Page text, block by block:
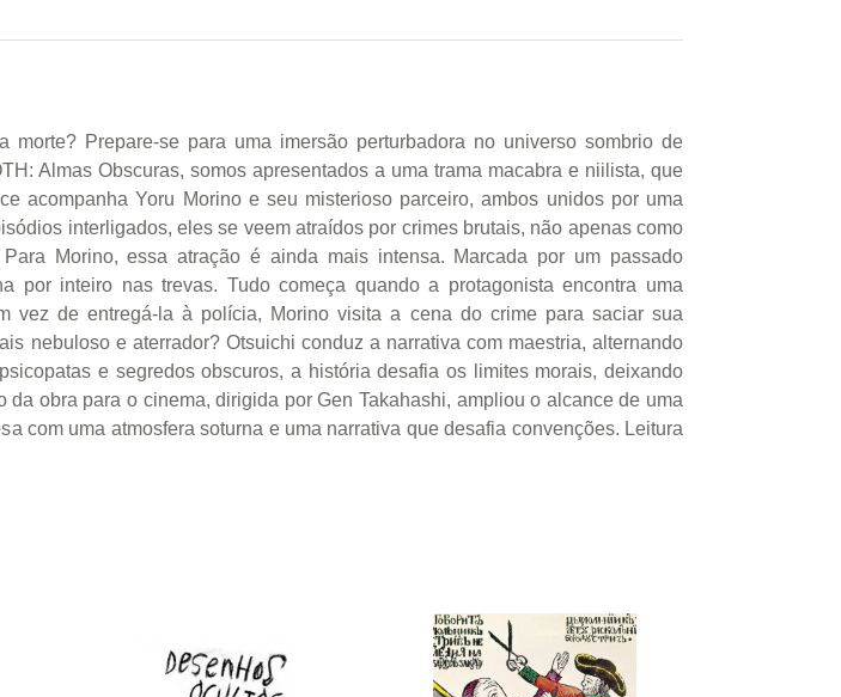
Prepare-se para uma imersão perturbadora no universo sombrio de
Almas Obscuras, somos apresentados a uma trama macabra e niilista, que
acompanha Yoru Morino e seu misterioso parceiro, ambos unidos por uma
interligados, eles se veem atraídos por crimes brutais, não apenas como
Morino, essa atração é ainda mais intensa. Marcada por um passado
por inteiro nas trevas. Tudo começa quando a protagonista encontra uma
vez de entregá-la à polícia, Morino visita a cena do crime para saciar sua
nebuloso e aterrador? Otsuichi conduz a narrativa com maestria, alternando
e segredos obscuros, a história desafia os limites morais, deixando
obra para o cinema, dirigida por Gen Takahashi, ampliou o alcance de uma
com uma atmosfera soturna e uma narrativa que desafia convenções. Leitura